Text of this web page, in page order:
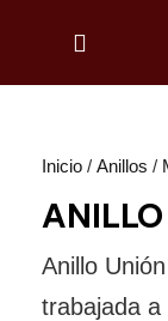
Inicio / Anillos /
Anillo
trabajada